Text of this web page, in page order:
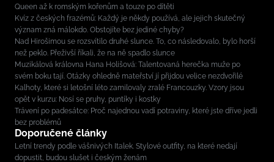
Queen až k romským kořenům a touze po dítěti
Kvíz z českých frazémů: Každý je někdy používá, ale jejich skutečný
význam zná málokdo. Obstojíte bez jediné chyby?
Nad Hirošimou se rozsvítilo druhé slunce. To, co následovalo, bylo horší
než peklo. Přeživší říkali, že na ně spadlo slunce
Muzikálová královna Hana Holišová: Talentovaná herečka muže po
svém boku tají. Otázky ohledně mateřství jí přijdou velice nezdvořilé
Kalhoty, které si letošní léto zamilovaly zralé Francouzky. Vzory jsou
opět v kurzu: Nosí se pruhy, puntíky i kostky
Trávení po padesátce: Proč najednou vadí potraviny, které jste dříve jedli
bez problémů
Doporučené články
Letní trendy podle vášnivých Italek. Stylové outfity, na které nedají
dopustit, budou slušet i českým ženám